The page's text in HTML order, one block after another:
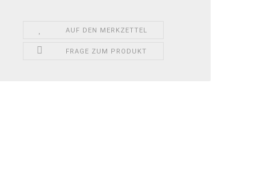
AUF DEN MERKZETTEL
FRAGE ZUM PRODUKT